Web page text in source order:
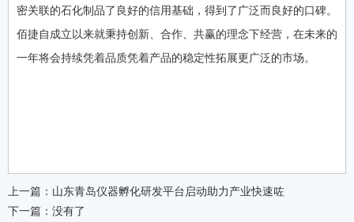
密关联的石化制品了良好的信用基础，得到了广泛而良好的口碑。
佰捷自成立以来就秉持创新、合作、共赢的理念下经营，在未来的
一年将会持续凭着品质凭着产品的稳定性拓展更广泛的市场。
上一篇： 山东青岛仪器孵化研发平台启动助力产业快速咗
下一篇：没有了